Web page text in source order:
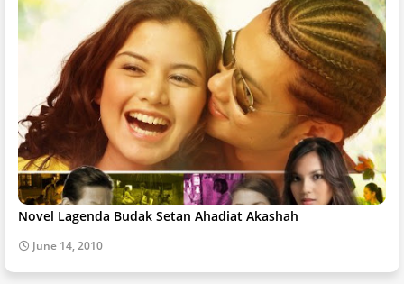
Novel Lagenda Budak Setan Ahadiat Akashah
June 14, 2010